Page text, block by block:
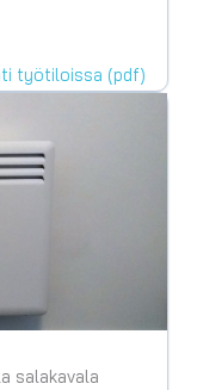
työtiloissa (pdf)
salakavala